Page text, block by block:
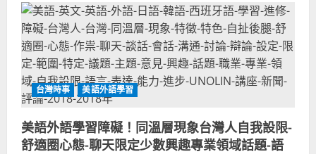
士！
美
語
英
文
外
語
翻
譯
混
TIMES-
ANNIE
MOSES
樂
團
演
唱
版
本！
生
存
族：
好
聽
台灣時事 美語外語學習
美語外語學習障礙！同溫層現象台灣人自我設限-
舒適圈心態-聊天限定少數興趣專業領域話題-語